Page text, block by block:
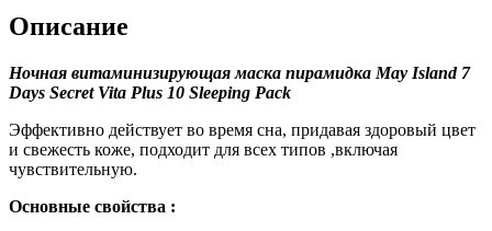
Описание
Ночная витаминизирующая маска пирамидка May Island7
Days Secret Vita Plus 10 Sleeping Pack
Эффективно действует во время сна, придавая здоровый цвет
и свежесть коже, подходит для всех типов ,включая
чувствительную.
Основные свойства :